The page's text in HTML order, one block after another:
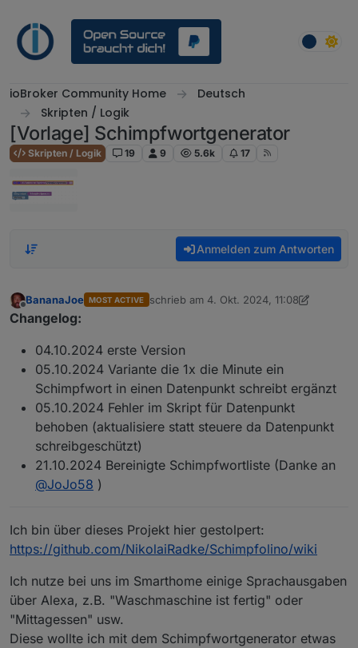
ioBroker Community Home
Deutsch
Skripten / Logik
[Vorlage] Schimpfwortgenerator
Skripten / Logik 19 9 5.6k 17
Anmelden zum Antworten
BananaJoe MOST ACTIVE schrieb am 4. Okt. 2024, 11:08
zuletzt editiert von BananaJoe
Changelog:
04.10.2024 erste Version
05.10.2024 Variante die 1x die Minute ein
Schimpfwort in einen Datenpunkt schreibt ergänzt
05.10.2024 Fehler im Skript für Datenpunkt
behoben (aktualisiere statt steuere da Datenpunkt
schreibgeschützt)
21.10.2024 Bereinigte Schimpfwortliste (Danke an
@JoJo58 )
Ich bin über dieses Projekt hier gestolpert:
https://github.com/NikolaiRadke/Schimpfolino/wiki
Ich nutze bei uns im Smarthome einige Sprachausgaben
über Alexa, z.B. "Waschmaschine ist fertig" oder
"Mittagessen" usw.
Diese wollte ich mit dem Schimpfwortgenerator etwas